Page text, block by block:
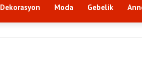
Dekorasyon Moda Gebelik